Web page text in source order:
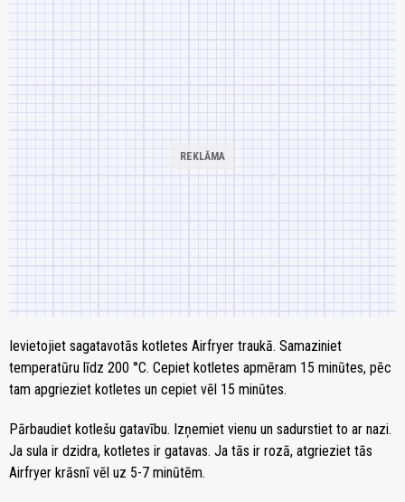
Ievietojiet sagatavotās kotletes Airfryer traukā. Samaziniet
temperatūru līdz 200 °C. Cepiet kotletes apmēram 15 minūtes, pēc
tam apgrieziet kotletes un cepiet vēl 15 minūtes.
Pārbaudiet kotlešu gatavību. Izņemiet vienu un sadurstiet to ar nazi.
Ja sula ir dzidra, kotletes ir gatavas. Ja tās ir rozā, atgrieziet tās
Airfryer krāsnī vēl uz 5-7 minūtēm.